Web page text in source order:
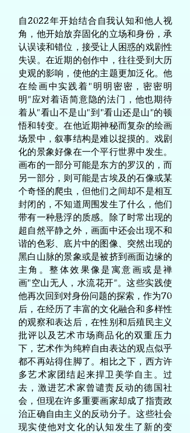
自2022年开始结合自我认知和他人视
角，他开始放弃固化的立场和身份，承
认误读和错位，接受让人困惑的戏剧性
失误。在近期的创作中，往往受到大历
史观的影响，使他的主题更加泛化。他
在绘画中实践着“明明密密，密密明
明”应对着语简意隐的法门，他也期待
着从“看山不是山”到“看山还是山”的顿
悟和转变。在他近期神秘而复杂的绘画
场景中，叙事结构是难以捉摸的。戏剧
化的景象好像在一个平行世界中发生。
画布的一部分可能是东方的罗汉的，而
另一部分，则可能是古埃及的石像或某
个奇怪的爬虫，但他们之间却不是相互
封闭的，不知道周围发生了什么，他们
带有一种悬浮的质感。除了时常出现的
超自然平静之外，画面中还会出现不和
谐的色彩、底片中的图像、突然出现的
黑白山脉的景象或是被挤到画面边缘的
主角。整体效果像是寓意画或是禅
画“空山无人，水流花开”。这些实践使
他再次回到对身份问题的探索，作为70
后，在经历了丰富的文化融合和多样性
的观察和表达后，在性别和后殖民主义
批评以及艺术市场商品化的双重压力
下，艺术作为纯粹自由表达的观点似乎
都不再站得住脚了。相比之下，西方许
多艺术家团结起来捍卫美学自主。过
去，激进艺术家曾谴责反动的德国社
会，但现在许多重要画家却成了指责政
治正确自由主义的反动分子。这些社会
现实使他对文化的认知发生了新的变